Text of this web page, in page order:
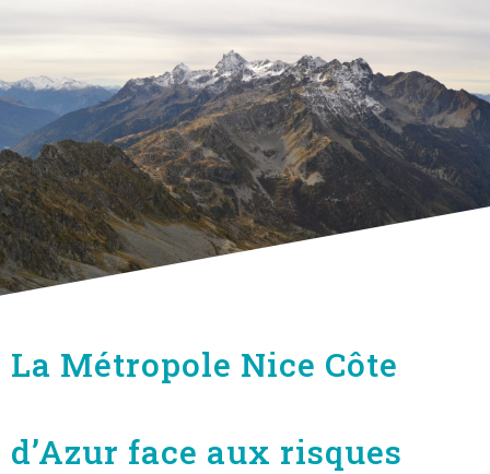
La Métropole Nice Côte
d’Azur face aux risques